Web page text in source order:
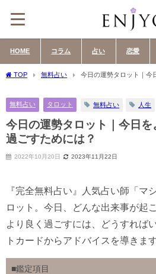
HOME コラム 占い 恋愛
TOP 無料占い
今日の運勢タロット｜今
無料占い タロット 無料占い 人生
今日の運勢タロット｜今日
過ごすためには？
2022年10月20日 2023年11月22日
『完全無料占い』人気占い師「マ
ロット。今日、どんな出来事が
より良く過ごすには、どうすれば
トカードからアドバイスを導きます
■鑑定項目